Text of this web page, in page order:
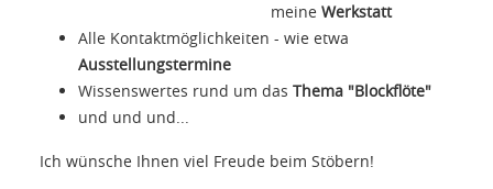
meine Werkstatt
Alle Kontaktmöglichkeiten - wie etwa
Ausstellungstermine
Wissenswertes rund um das Thema "Blockflöte"
und und und...
Ich wünsche Ihnen viel Freude beim Stöbern!